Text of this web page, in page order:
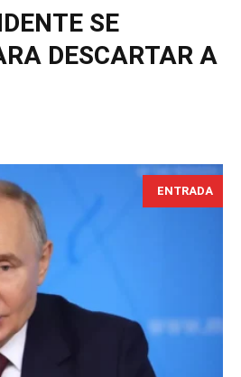
SE
DESCARTAR A
ENTRADA